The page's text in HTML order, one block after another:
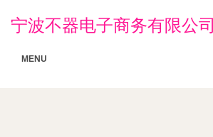
宁波不器电子商务有限公司
MENU